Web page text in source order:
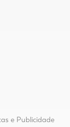
e Publicidade